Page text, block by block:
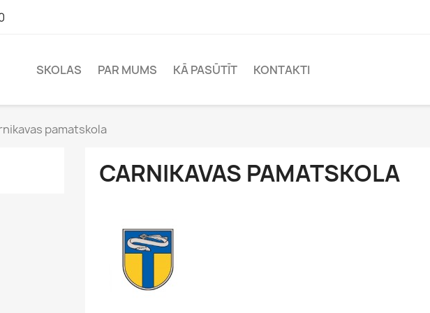
SKOLAS PAR MUMS KĀ PASŪTĪT KONTAKTI
pamatskola
CARNIKAVAS PAMATSKOLA